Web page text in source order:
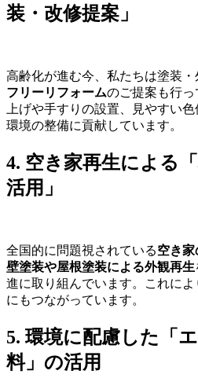
装・改修提案」
高齢化が進む今、私たちは塗装
フリーリフォームのご提案も行
上げや手すりの設置、見やすい
環境の整備に貢献しています。
4. 空き家再生による
活用」
全国的に問題視されている空き家
壁塗装や屋根塗装による外観再生
進に取り組んでいます。これに
にもつながっています。
5. 環境に配慮した「
料」の活用